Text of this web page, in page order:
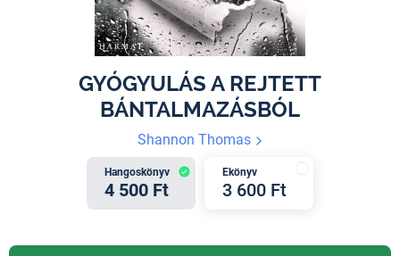
GYÓGYULÁS A REJTETT
BÁNTALMAZÁSBÓL
Shannon Thomas
Hangoskönyv
4 500 Ft
Ekönyv
3 600 Ft